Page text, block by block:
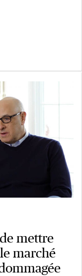
mettre
marché